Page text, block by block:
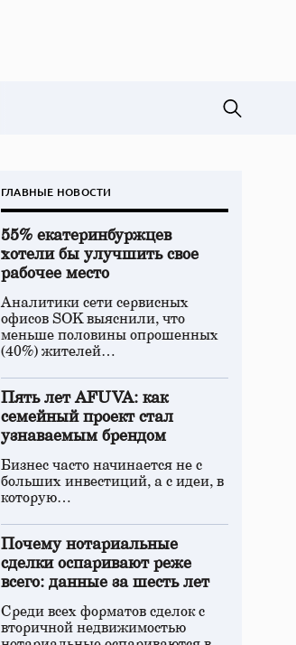
ГЛАВНЫЕ НОВОСТИ
55% екатеринбуржцев
хотели бы улучшить свое
рабочее место
Аналитики сети сервисных
офисов SOK выяснили, что
меньше половины опрошенных
(40%) жителей…
Пять лет AFUVA: как
семейный проект стал
узнаваемым брендом
Бизнес часто начинается не с
больших инвестиций, а с идеи, в
которую…
Почему нотариальные
сделки оспаривают реже
всего: данные за шесть лет
Среди всех форматов сделок с
вторичной недвижимостью